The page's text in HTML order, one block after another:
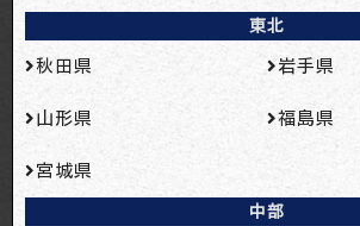
東北
秋田県 岩手県
山形県 福島県
宮城県
中部